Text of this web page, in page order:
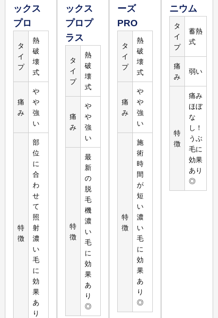
脚
詳しく
見る
39,800円
脚3回
対応なし
ックス
プロ
タ
イ
プ
熱
破
壊
式
痛
み
や
や
強
い
特
徴
部
位
に
合
わ
せ
て
照
射
濃
い
毛
に
効
果
あ
り
ックス
プロプ
ラス
タ
イ
プ
熱
破
壊
式
痛
み
や
や
強
い
特
徴
最
新
の
脱
毛
機
濃
い
毛
に
効
果
あ
り
◎
ーズ
PRO
タ
イ
プ
熱
破
壊
式
痛
み
や
や
強
い
特
徴
施
術
時
間
が
短
い
濃
い
毛
に
効
果
あ
り
◎
ニウム
タ
イ
プ
蓄熱
式
痛
み
弱い
特
徴
痛み
ほぼ
な
し！
うぶ
毛に
効果
あり
◎